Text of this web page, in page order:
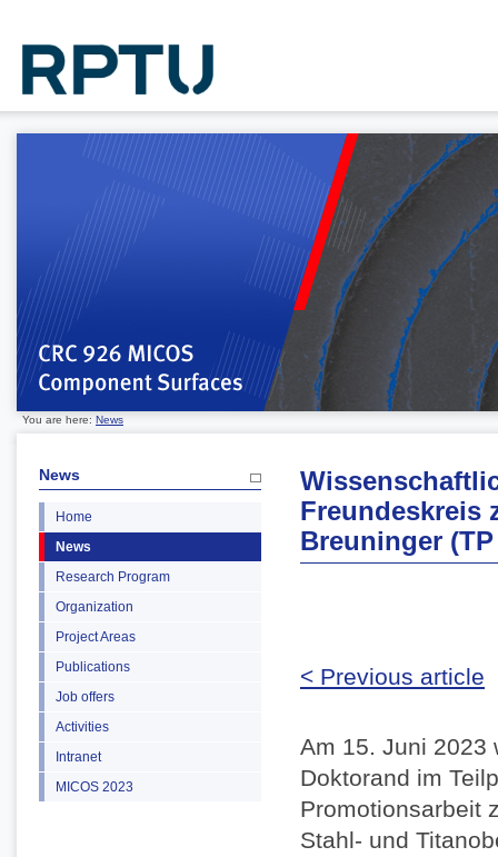
You are here: News
News
Home
News
Research Program
Organization
Project Areas
Publications
Job offers
Activities
Intranet
MICOS 2023
Freundeskreis
Breuninger
< Previous article
Am 15. Juni 2023
Doktorand im
Promotionsarbeit
Stahl- und